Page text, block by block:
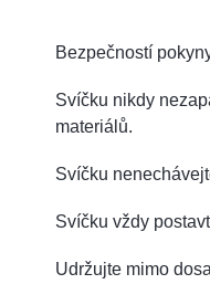
Bezpečností
Svíčku nikdy
materiálů.
Svíčku
Svíčku vždy
Udržujte mimo